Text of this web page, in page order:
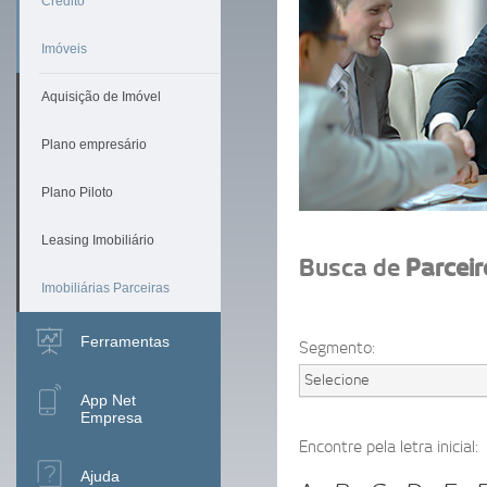
Imóveis
Aquisição de Imóvel
Plano empresário
Plano Piloto
Leasing Imobiliário
Imobiliárias Parceiras
Ferramentas
App Net
Empresa
Ajuda
Busca de